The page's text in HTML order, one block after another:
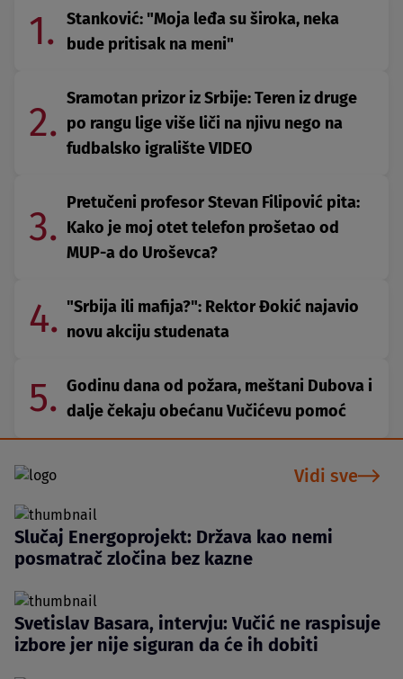
1.
Stanković: "Moja leđa su široka, neka
bude pritisak na meni"
2.
Sramotan prizor iz Srbije: Teren iz druge
po rangu lige više liči na njivu nego na
fudbalsko igralište VIDEO
3.
Pretučeni profesor Stevan Filipović pita:
Kako je moj otet telefon prošetao od
MUP-a do Uroševca?
4. "Srbija ili mafija?": Rektor Đokić najavio
novu akciju studenata
5. Godinu dana od požara, meštani Dubova i
dalje čekaju obećanu Vučićevu pomoć
Vidi sve
Slučaj Energoprojekt: Država kao nemi
posmatrač zločina bez kazne
Svetislav Basara, intervju: Vučić ne raspisuje
izbore jer nije siguran da će ih dobiti